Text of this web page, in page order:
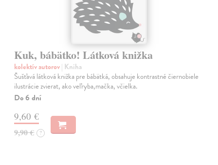
Kuk, bábätko! Látková knižka
kolektív autorov| Kniha
Šušťavá látková knižka pre bábätká, obsahuje kontrastné čiernobiele
ilustrácie zvierat, ako veľryba,mačka, včielka.
Do 6 dní
9,60 €
9,90 € ?